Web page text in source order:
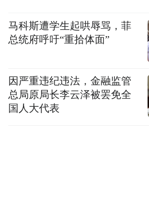
马科斯遭学生起哄辱骂，菲
总统府呼吁“重拾体面”
因严重违纪违法，金融监管
总局原局长李云泽被罢免全
国人大代表